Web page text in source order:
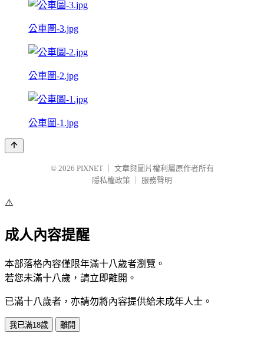
公車圖-3.jpg
公車圖-2.jpg
公車圖-1.jpg
© 2026 PIXNET
文章與圖片權利屬原作者所有
隱私權政策
服務聲明
⚠️
成人內容提醒
本部落格內容僅限年滿十八歲者瀏覽。
若您未滿十八歲，請立即離開。
已滿十八歲者，亦請勿將內容提供給未成年人士。
我已滿18歲 離開